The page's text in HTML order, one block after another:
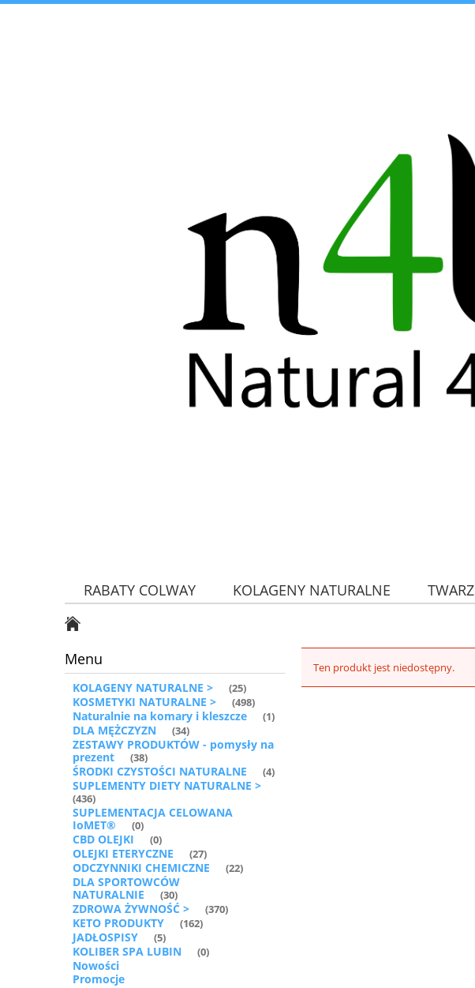
RABATY COLWAY KOLAGENY NATURALNE TWARZ
Menu
KOLAGENY NATURALNE > (25)
KOSMETYKI NATURALNE > (498)
Naturalnie na komary i kleszcze (1)
DLA MĘŻCZYZN (34)
ZESTAWY PRODUKTÓW - pomysły na
prezent
(38)
ŚRODKI CZYSTOŚCI NATURALNE (4)
SUPLEMENTY DIETY NATURALNE >
(436)
SUPLEMENTACJA CELOWANA
IoMET®
(0)
CBD OLEJKI (0)
OLEJKI ETERYCZNE (27)
ODCZYNNIKI CHEMICZNE (22)
DLA SPORTOWCÓW
NATURALNIE
(30)
ZDROWA ŻYWNOŚĆ > (370)
KETO PRODUKTY (162)
JADŁOSPISY (5)
KOLIBER SPA LUBIN (0)
Nowości
Promocje
Ten produkt jest niedostępny.